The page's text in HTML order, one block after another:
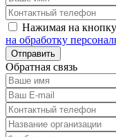
Нажимая на
на обработку
Обратная связь